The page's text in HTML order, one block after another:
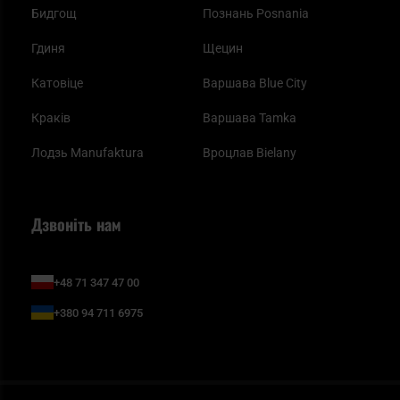
Бидгощ
Гдиня
Катовіце
Краків
Лодзь Manufaktura
Познань Posnania
Щецин
Варшава Blue City
Варшава Tamka
Вроцлав Bielany
Дзвоніть нам
+48 71 347 47 00
+380 94 711 6975